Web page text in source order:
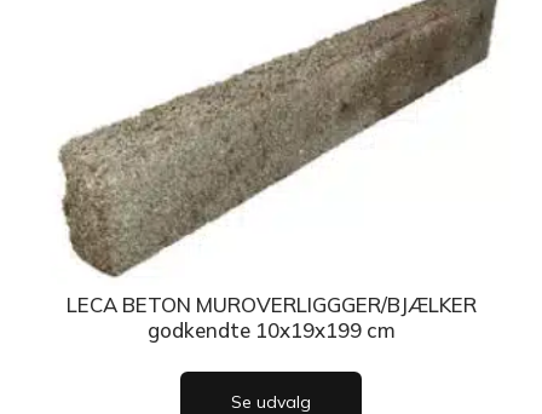
LECA BETON MUROVERLIGGGER/BJÆLKER
godkendte 10x19x199 cm
Se udvalg